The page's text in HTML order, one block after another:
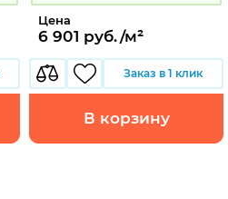
Цена
6 901 руб./м²
Заказ в 1 клик
В корзину